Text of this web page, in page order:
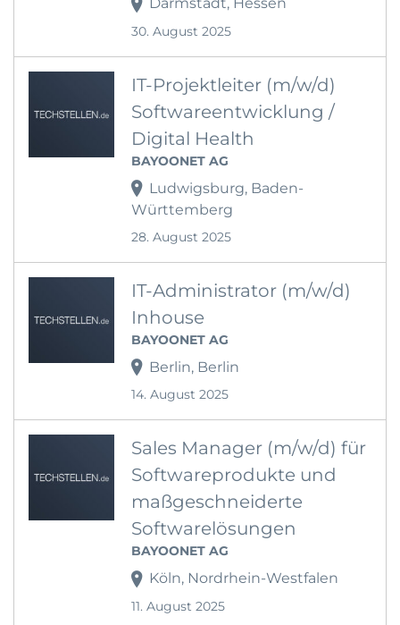
30. August 2025
IT-Projektleiter (m/w/d)
Softwareentwicklung /
Digital Health
BAYOONET AG
Ludwigsburg, Baden-
Württemberg
28. August 2025
IT-Administrator (m/w/d)
Inhouse
BAYOONET AG
Berlin, Berlin
14. August 2025
Sales Manager (m/w/d) für
Softwareprodukte und
maßgeschneiderte
Softwarelösungen
BAYOONET AG
Köln, Nordrhein-Westfalen
11. August 2025